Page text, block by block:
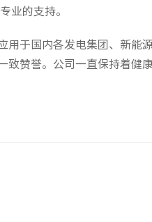
业的支持。
用于国内各发电集团、新能源
致赞誉。公司一直保持着健